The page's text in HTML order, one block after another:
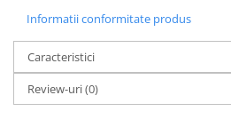
Informatii conformitate produs
Caracteristici
Review-uri(0)